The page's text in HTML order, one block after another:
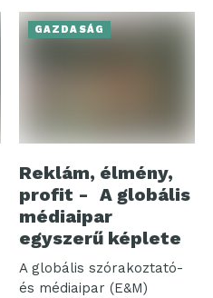
GAZDASÁG
Reklám, élmény,
profit - A globális
médiaipar
egyszerű képlete
A globális szórakoztató-
és médiaipar (E&M)